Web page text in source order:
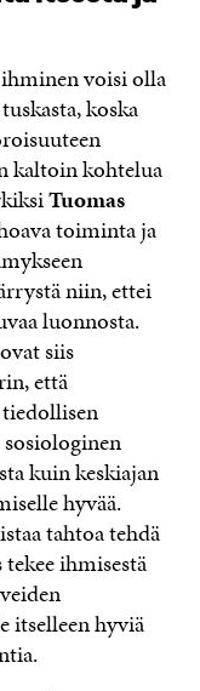
ihminen voisi olla
koska
kaltoin kohtelua
Tuomas
toiminta ja
niin, ettei
luonnosta.
siis
että
kuin keskiajan
hyvää.
tahtoa tehdä
ihmisestä
itselleen hyviä